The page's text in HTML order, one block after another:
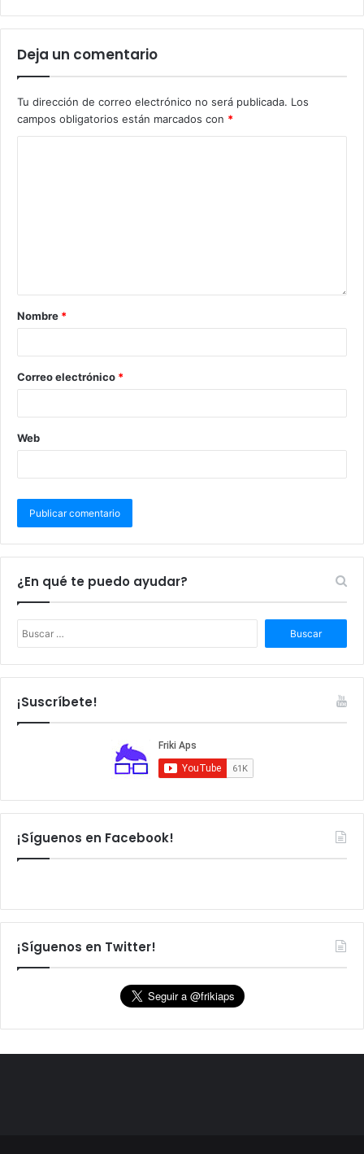
Deja un comentario
Tu dirección de correo electrónico no será publicada. Los
campos obligatorios están marcados con *
Nombre *
Correo electrónico *
Web
¿En qué te puedo ayudar?
s
c
¡Suscríbete!
¡Síguenos en Facebook!
¡Síguenos en Twitter!